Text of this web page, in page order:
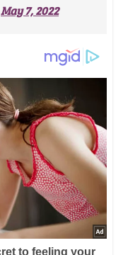
May 7, 2022